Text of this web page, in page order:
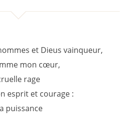
et Dieus vainqueur,
mon cœur,
rage
esprit et courage :
puissance